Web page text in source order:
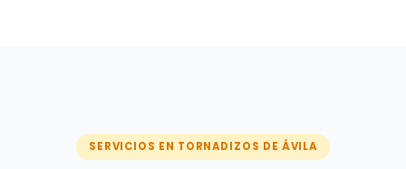
SERVICIOS EN TORNADIZOS DE ÁVILA